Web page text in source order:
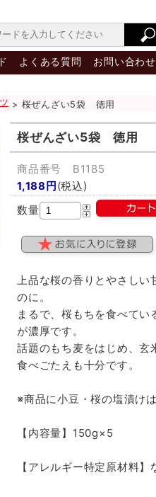
よくある質問 お問い合わせ
> 桜ぜんざい5袋 徳用
桜ぜんざい5袋 徳用
商品番号 B1185
1,188円(税込)
数量
上品な桜の香りとやさし
のに。
まるで、桜もちを食べて
が濃厚です。
話題のもち麦をはじめ、玄
食べごたえも十分です。
※商品に小豆・桜の塩漬け
【内容量】150g×5
【アレルギー特定原材料】